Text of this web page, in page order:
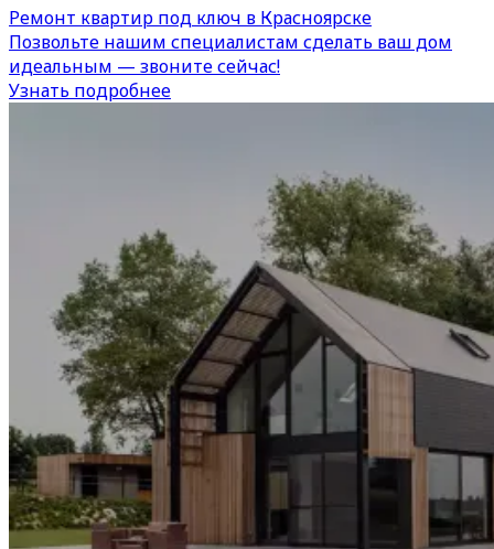
Ремонт квартир под ключ в Красноярске
Позвольте нашим специалистам сделать ваш дом
идеальным — звоните сейчас!
Узнать подробнее